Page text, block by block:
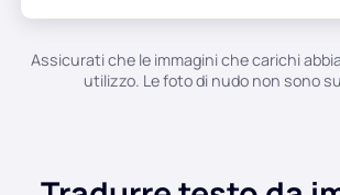
Strumenti di e-commerce
Modelli di moda AI
Strumenti PDF
Assicurati che le immagini che carichi
utilizzo. Le foto di nudo non sono